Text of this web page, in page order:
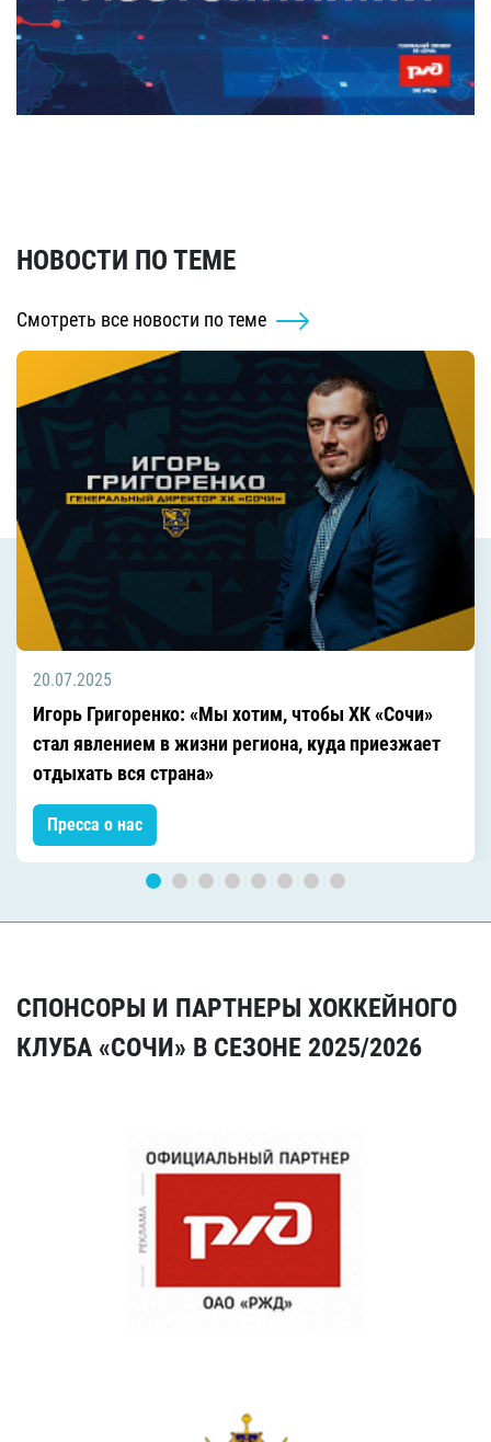
НОВОСТИ ПО ТЕМЕ
Смотреть все новости по теме
20.07.2025
Игорь Григоренко: «Мы хотим, чтобы ХК «Сочи»
стал явлением в жизни региона, куда приезжает
отдыхать вся страна»
Пресса о нас
СПОНСОРЫ И ПАРТНЕРЫ ХОККЕЙНОГО
КЛУБА «СОЧИ» В СЕЗОНЕ 2025/2026